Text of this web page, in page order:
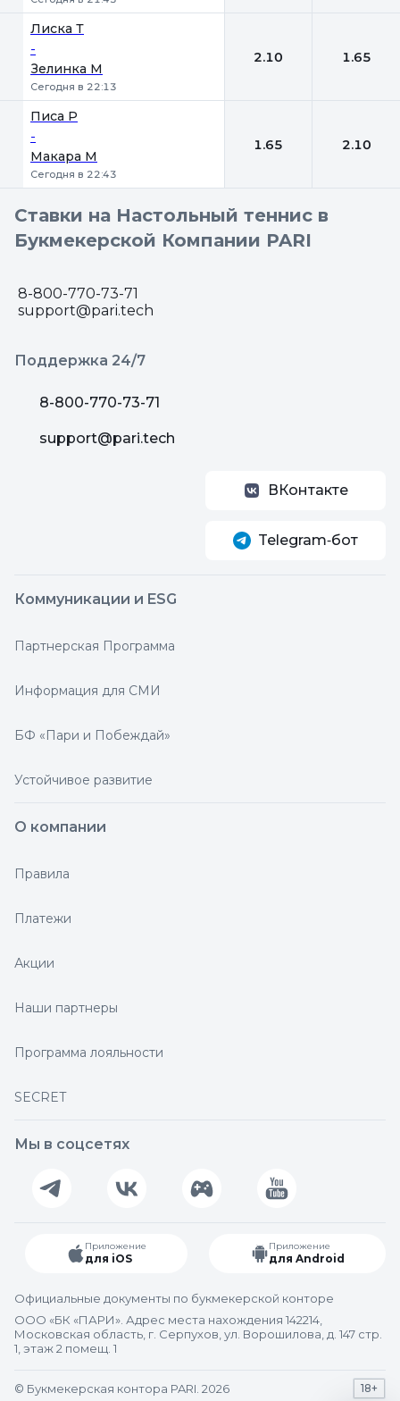
Лиска Т
-
Зелинка М
Сегодня в 22:13
2.10 1.65
Писа Р
-
Макара М
Сегодня в 22:43
1.65 2.10
Ставки на Настольный теннис в
Букмекерской Компании PARI
8-800-770-73-71
support@pari.tech
Поддержка 24/7
8-800-770-73-71
support@pari.tech
ВКонтакте
Telegram‑бот
Коммуникации и ESG
Партнерская Программа
Информация для СМИ
БФ «Пари и Побеждай»
Устойчивое развитие
О компании
Правила
Платежи
Акции
Наши партнеры
Программа лояльности
SECRET
Мы в соцсетях
Приложение
для iOS
Приложение
для Android
Официальные документы по букмекерской конторе
ООО «БК «ПАРИ». Адрес места нахождения 142214,
Московская область, г. Серпухов, ул. Ворошилова, д. 147 стр.
1, этаж 2 помещ. 1
© Букмекерская контора PARI. 2026 18+